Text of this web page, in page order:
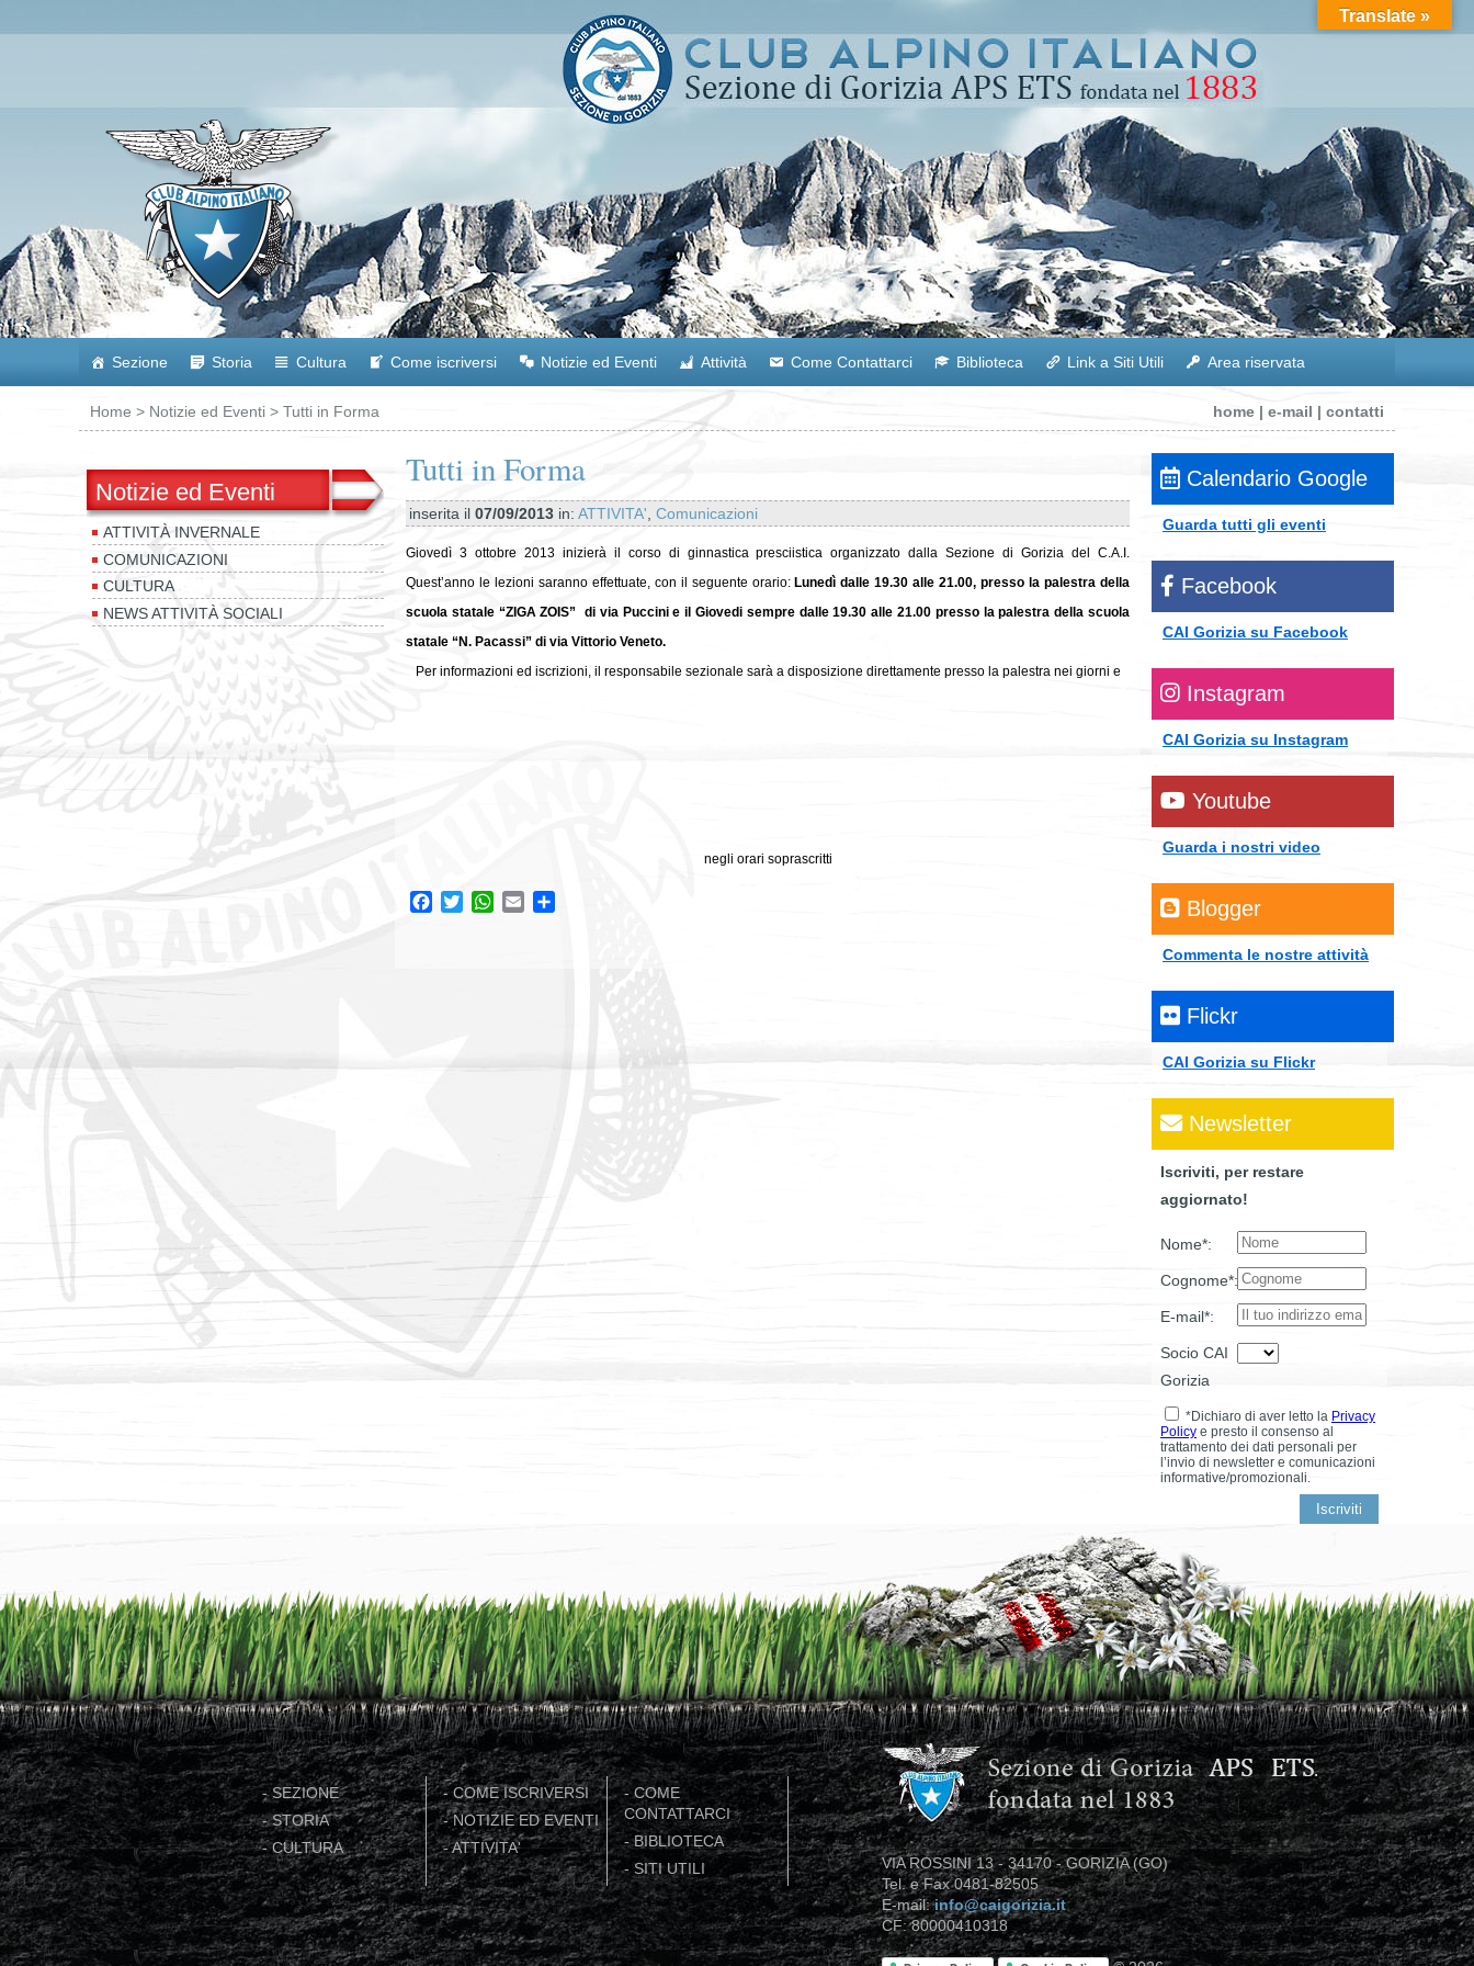
Sezione Storia Cultura Come iscriversi Notizie ed Eventi Attività Come Contattarci Biblioteca Link a Siti Utili Area riservata
Home > Notizie ed Eventi > Tutti in Forma home | e-mail | contatti
Notizie ed Eventi
ATTIVITÀ INVERNALE
COMUNICAZIONI
CULTURA
NEWS ATTIVITÀ SOCIALI
Tutti in Forma
inserita il 07/09/2013 in: ATTIVITA' Comunicazioni
Giovedì 3 ottobre 2013 inizierà il corso di ginnastica presciistica organizzato dalla Sezione di Gorizia del C.A.I.
Quest’anno le lezioni saranno effettuate, con il seguente orario: Lunedì dalle 19.30 alle 21.00, presso la palestra della
scuola statale “ZIGA ZOIS” di via Puccini e il Giovedi sempre dalle 19.30 alle 21.00 presso la palestra della scuola
statale “N. Pacassi” di via Vittorio Veneto.
Per informazioni ed iscrizioni, il responsabile sezionale sarà a disposizione direttamente presso la palestra nei giorni e
negli orari soprascritti
Facebook
TwitterWhatsApp
Email
Calendario Google
Guarda tutti gli eventi
Facebook
CAI Gorizia su Facebook
Instagram
CAI Gorizia su Instagram
Youtube
Guarda i nostri video
Blogger
Commenta le nostre attività
Flickr
CAI Gorizia su Flickr
Newsletter
Iscriviti, per restare
aggiornato!
Nome*:
Cognome*:
E-mail*:
Socio CAI
Gorizia
*Dichiaro di aver letto la Privacy
Policy e presto il consenso al
trattamento dei dati personali per
l’invio di newsletter e comunicazioni
informative/promozionali.
-SEZIONE
-STORIA
-CULTURA
- COME ISCRIVERSI
-NOTIZIE ED EVENTI
-ATTIVITA'
-COME
CONTATTARCI
-BIBLIOTECA
- SITI UTILI
VIA ROSSINI 13 - 34170 - GORIZIA (GO)
Tel. e Fax 0481-82505
E-mail:info@caigorizia.it
CF: 80000410318
Translate »